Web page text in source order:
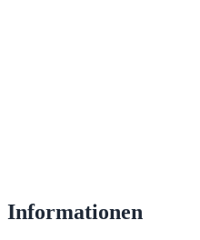
Informationen